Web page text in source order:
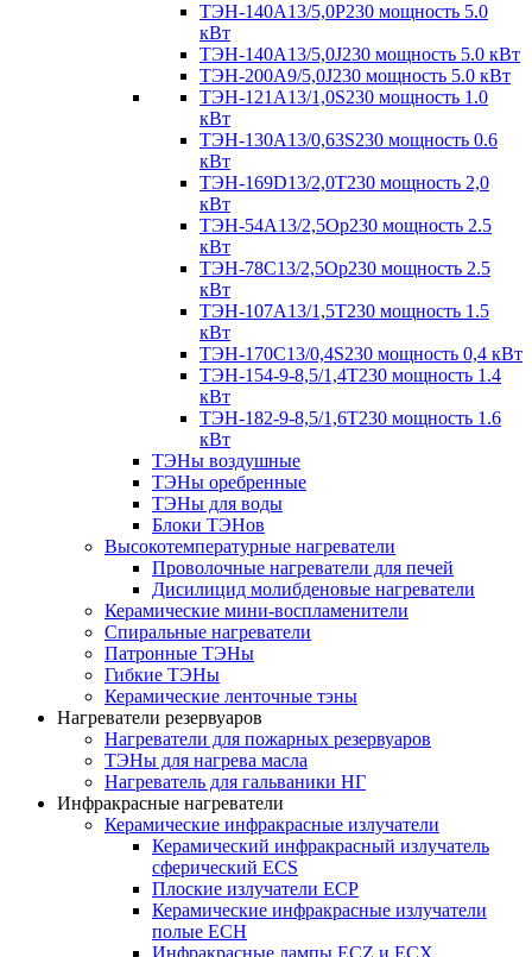
ТЭН-140А13/5,0Р230 мощность 5.0
кВт
ТЭН-140А13/5,0J230 мощность 5.0 кВт
ТЭН-200А9/5,0J230 мощность 5.0 кВт
ТЭН-121А13/1,0S230 мощность 1.0
кВт
ТЭН-130А13/0,63S230 мощность 0.6
кВт
ТЭН-169D13/2,0T230 мощность 2,0
кВт
ТЭН-54А13/2,5Ор230 мощность 2.5
кВт
ТЭН-78С13/2,5Ор230 мощность 2.5
кВт
ТЭН-107А13/1,5Т230 мощность 1.5
кВт
ТЭН-170C13/0,4S230 мощность 0,4 кВт
ТЭН-154-9-8,5/1,4Т230 мощность 1.4
кВт
ТЭН-182-9-8,5/1,6Т230 мощность 1.6
кВт
ТЭНы воздушные
ТЭНы оребренные
ТЭНы для воды
Блоки ТЭНов
Высокотемпературные нагреватели
Проволочные нагреватели для печей
Дисилицид молибденовые нагреватели
Керамические мини-воспламенители
Спиральные нагреватели
Патронные ТЭНы
Гибкие ТЭНы
Керамические ленточные тэны
Нагреватели резервуаров
Нагреватели для пожарных резервуаров
ТЭНы для нагрева масла
Нагреватель для гальваники НГ
Инфракрасные нагреватели
Керамические инфракрасные излучатели
Керамический инфракрасный излучатель
сферический ECS
Плоские излучатели ECP
Керамические инфракрасные излучатели
полые ECH
Инфракрасные лампы ECZ и ECX